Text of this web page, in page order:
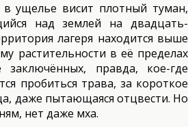
ущелье висит плотный туман,
над землей на двадцать-
лагеря находится выше
растительности в её пределах
правда, кое-где
пробиться трава, за короткое
даже пытающаяся отцвести. Но
нет даже мха.